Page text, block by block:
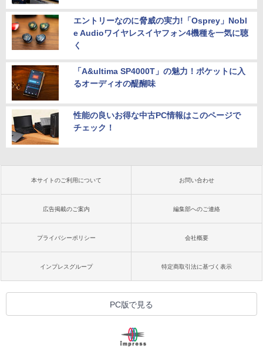
エントリーなのに脅威の実力!「Osprey」Nobl
e Audioワイヤレスイヤフォン4機種を一気に聴
く
「A&ultima SP4000T」の魅力！ポケットに入
るオーディオの醍醐味
性能の良いお得な中古PC情報はこのページで
チェック！
本サイトのご利用について お問い合わせ
広告掲載のご案内 編集部へのご連絡
プライバシーポリシー 会社概要
インプレスグループ 特定商取引法に基づく表示
PC版で見る